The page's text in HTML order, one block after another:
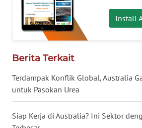
Install
Berita Terkait
Terdampak Konflik Global, Australia
untuk Pasokan Urea
Siap Kerja di Australia? Ini Sektor
WN
SUMSEL
WN
BENGKULU
WN
LAMPUNG
WN
JATENG